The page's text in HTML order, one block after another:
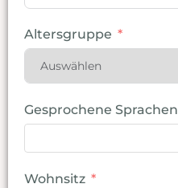
Altersgruppe
Gesprochene Sprachen
Wohnsitz